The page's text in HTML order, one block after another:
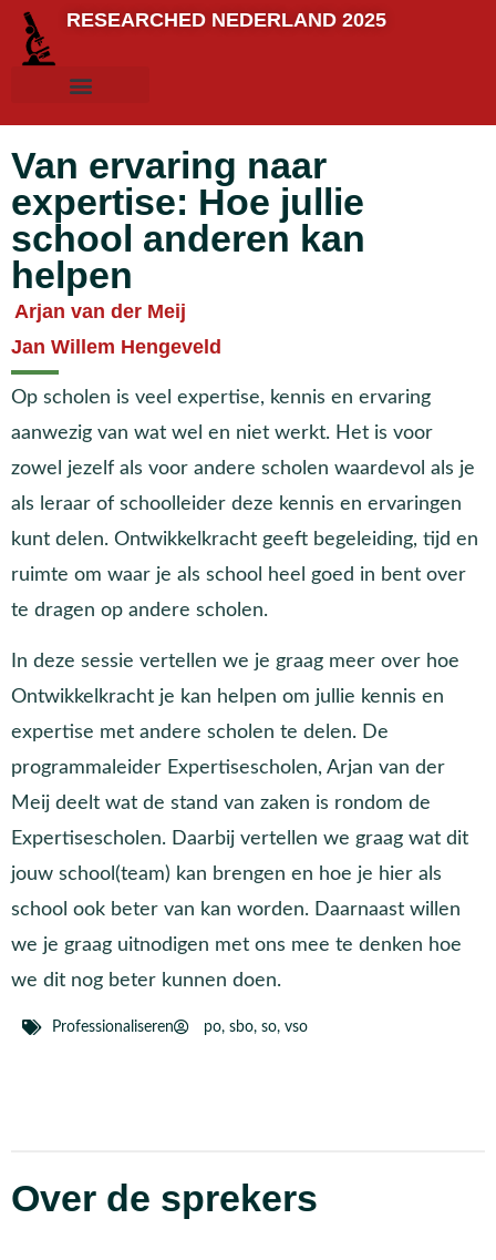
RESEARCHED NEDERLAND 2025
Van ervaring naar
expertise: Hoe jullie
school anderen kan
helpen
Arjan van der Meij
Jan Willem Hengeveld
Op scholen is veel expertise, kennis en ervaring
aanwezig van wat wel en niet werkt. Het is voor
zowel jezelf als voor andere scholen waardevol als je
als leraar of schoolleider deze kennis en ervaringen
kunt delen. Ontwikkelkracht geeft begeleiding, tijd en
ruimte om waar je als school heel goed in bent over
te dragen op andere scholen.
In deze sessie vertellen we je graag meer over hoe
Ontwikkelkracht je kan helpen om jullie kennis en
expertise met andere scholen te delen. De
programmaleider Expertisescholen, Arjan van der
Meij deelt wat de stand van zaken is rondom de
Expertisescholen. Daarbij vertellen we graag wat dit
jouw school(team) kan brengen en hoe je hier als
school ook beter van kan worden. Daarnaast willen
we je graag uitnodigen met ons mee te denken hoe
we dit nog beter kunnen doen.
Professionaliseren po, sbo, so, vso
Over de sprekers